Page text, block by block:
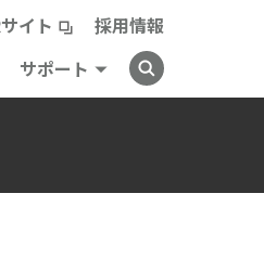
イト
採用情報
サポート